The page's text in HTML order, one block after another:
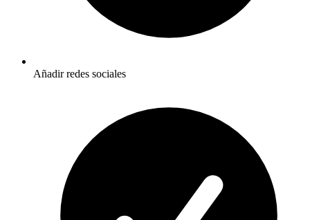
Añadir redes sociales